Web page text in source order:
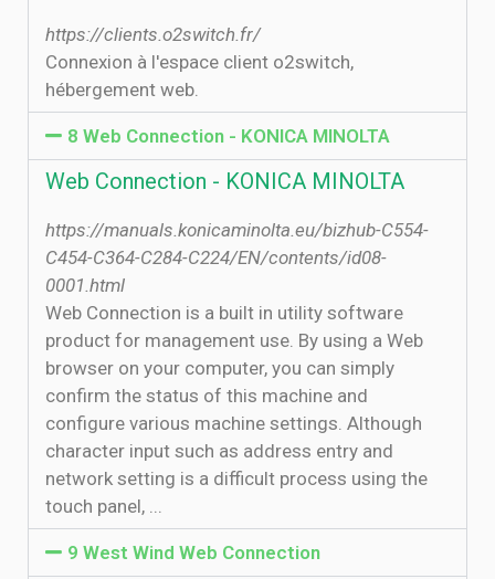
https://clients.o2switch.fr/
Connexion à l'espace client o2switch,
hébergement web.
8 Web Connection - KONICA MINOLTA
Web Connection - KONICA MINOLTA
https://manuals.konicaminolta.eu/bizhub-C554-
C454-C364-C284-C224/EN/contents/id08-
0001.html
Web Connection is a built in utility software
product for management use. By using a Web
browser on your computer, you can simply
confirm the status of this machine and
configure various machine settings. Although
character input such as address entry and
network setting is a difficult process using the
touch panel, ...
9 West Wind Web Connection